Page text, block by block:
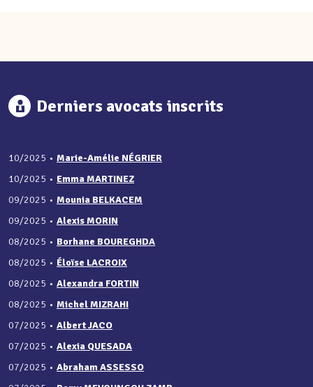
Derniers avocats inscrits
10/2025 • Marie-Amélie NÉGRIER
10/2025 • Emma MARTINEZ
09/2025 • Mounia BELKACEM
09/2025 • Alexis MORIN
08/2025 • Borhane BOUREGHDA
08/2025 • Éloïse LACROIX
08/2025 • Alexandra FORTIN
08/2025 • Michel MIZRAHI
07/2025 • Albert JACO
07/2025 • Alexia QUESADA
07/2025 • Abraham ASSESSO